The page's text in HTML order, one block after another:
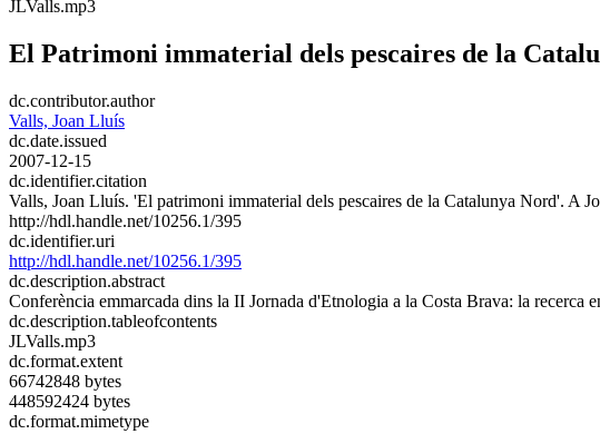
​JLValls.mp3
El Patrimoni immaterial dels pescaires de la
dc.contributor.author
Valls, Joan Lluís
dc.date.issued
2007-12-15
dc.identifier.citation
Valls, Joan Lluís. 'El patrimoni immaterial dels pescaires de la Catalunya Nord'. A
http://hdl.handle.net/10256.1/395
dc.identifier.uri
http://hdl.handle.net/10256.1/395
dc.description.abstract
Conferència emmarcada dins la II Jornada d'Etnologia a la Costa Brava: la recerca
dc.description.tableofcontents
JLValls.mp3
dc.format.extent
66742848 bytes
448592424 bytes
dc.format.mimetype